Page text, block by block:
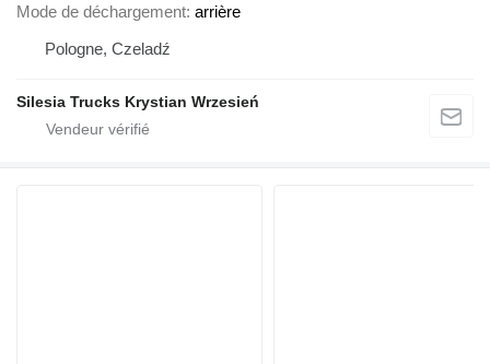
Mode de déchargement arrière
Pologne, Czeladź
Silesia Trucks Krystian Wrzesień